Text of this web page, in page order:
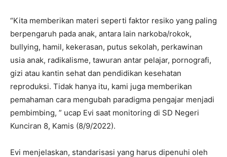
“Kita memberikan materi seperti faktor resiko yang paling
berpengaruh pada anak, antara lain narkoba/rokok,
bullying, hamil, kekerasan, putus sekolah, perkawinan
usia anak, radikalisme, tawuran antar pelajar, pornografi,
gizi atau kantin sehat dan pendidikan kesehatan
reproduksi. Tidak hanya itu, kami juga memberikan
pemahaman cara mengubah paradigma pengajar menjadi
pembimbing, ” ucap Evi saat monitoring di SD Negeri
Kunciran 8, Kamis (8/9/2022).
Evi menjelaskan, standarisasi yang harus dipenuhi oleh